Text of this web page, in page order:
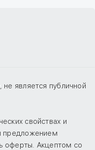
является публичной
свойствах и
предложением
оферты. Акцептом со